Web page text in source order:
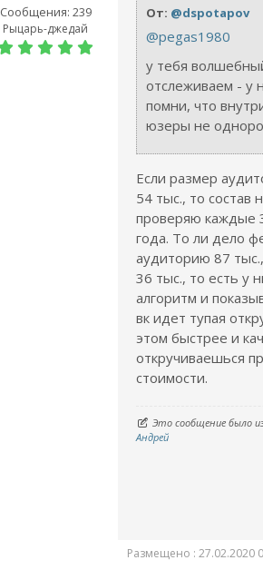
Сообщения: 239
Рыцарь-джедай
От: @dspotapov
@pegas1980
у тебя
отслеживаем - у
помни, что
юзеры не
Если размер
54 тыс., то состав
проверяю каждые
года. То ли дело
аудиторию 87
36 тыс., то есть у
алгоритм и
вк идет тупая
этом быстрее и
откручиваешься
стоимости.
Это сообщение было
Андрей
Размещено : 27.02.2020